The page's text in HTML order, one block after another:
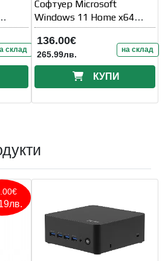
склад
Софтуер Microsoft
Windows 11 Home x64
Английски език OEM
136.00€
265.99лв. на склад
КУПИ